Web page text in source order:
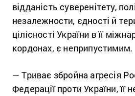
відданість суверенітету,
незалежности, єдності й
цілісності України в її
кордонах, є неприпустимим.
— Триває збройна агресія
Федерації проти України, її